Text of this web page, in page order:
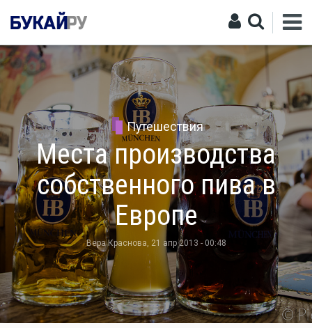
Путешествия
Места производства
собственного пива в
Европе
Вера Краснова , 21 апр 2013 - 00:48